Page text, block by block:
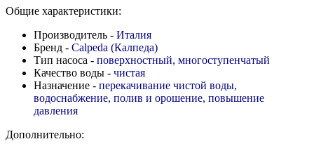
Общие характеристики:
Производитель - Италия
Бренд - Calpeda (Калпеда)
Тип насоса - поверхностный, многоступенчатый
Качество воды - чистая
Назначение - перекачивание чистой воды,
водоснабжение, полив и орошение, повышение
давления
Дополнительно: